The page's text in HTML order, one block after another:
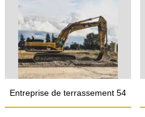
Entreprise de terrassement 54